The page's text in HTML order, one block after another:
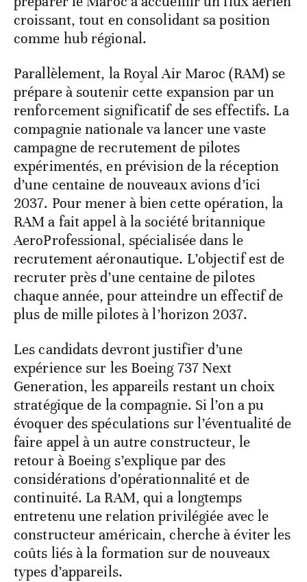
croissant, tout en consolidant sa position
comme hub régional.
Parallèlement, la Royal Air Maroc (RAM) se
prépare à soutenir cette expansion par un
renforcement significatif de ses effectifs. La
compagnie nationale va lancer une vaste
campagne de recrutement de pilotes
expérimentés, en prévision de la réception
d’une centaine de nouveaux avions d’ici
2037. Pour mener à bien cette opération, la
RAM a fait appel à la société britannique
AeroProfessional, spécialisée dans le
recrutement aéronautique. L’objectif est de
recruter près d’une centaine de pilotes
chaque année, pour atteindre un effectif de
plus de mille pilotes à l’horizon 2037.
Les candidats devront justifier d’une
expérience sur les Boeing 737 Next
Generation, les appareils restant un choix
stratégique de la compagnie. Si l’on a pu
évoquer des spéculations sur l’éventualité de
faire appel à un autre constructeur, le
retour à Boeing s’explique par des
considérations d’opérationnalité et de
continuité. La RAM, qui a longtemps
entretenu une relation privilégiée avec le
constructeur américain, cherche à éviter les
coûts liés à la formation sur de nouveaux
types d’appareils.